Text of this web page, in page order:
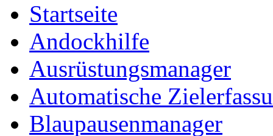
Startseite
Andockhilfe
Ausrüstungsmanager
Automatische
Blaupausenmanager